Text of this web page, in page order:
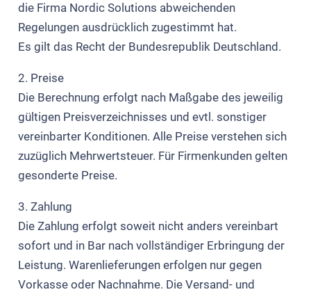
die Firma Nordic Solutions abweichenden
Regelungen ausdrücklich zugestimmt hat.
Es gilt das Recht der Bundesrepublik Deutschland.
2. Preise
Die Berechnung erfolgt nach Maßgabe des jeweilig
gültigen Preisverzeichnisses und evtl. sonstiger
vereinbarter Konditionen. Alle Preise verstehen sich
zuzüglich Mehrwertsteuer. Für Firmenkunden gelten
gesonderte Preise.
3. Zahlung
Die Zahlung erfolgt soweit nicht anders vereinbart
sofort und in Bar nach vollständiger Erbringung der
Leistung. Warenlieferungen erfolgen nur gegen
Vorkasse oder Nachnahme. Die Versand- und